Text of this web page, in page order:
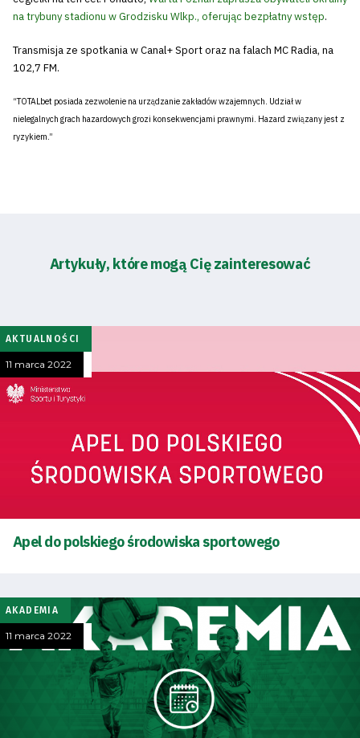
SEARCH
FOR:
Klub
Tabela
Bilety
Pierwszy
zespół
Futbol
Warta
TV
Fundacja
na trybuny stadionu w Grodzisku Wlkp., oferując bezpłatny wstęp.
Transmisja ze spotkania w Canal+ Sport oraz na falach MC Radia, na
102,7 FM.
“TOTALbet posiada zezwolenie na urządzanie zakładów wzajemnych. Udział w
nielegalnych grach hazardowych grozi konsekwencjami prawnymi. Hazard związany jest z
ryzykiem.”
Artykuły, które mogą Cię zainteresować
AKTUALNOŚCI
11 marca 2022
Apel do polskiego środowiska sportowego
AKADEMIA
11 marca 2022